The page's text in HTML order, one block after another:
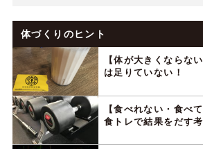
体づくりのヒント
【体が大きくならな
は足りていない！
【食べれない・食べ
食トレで結果をだす考